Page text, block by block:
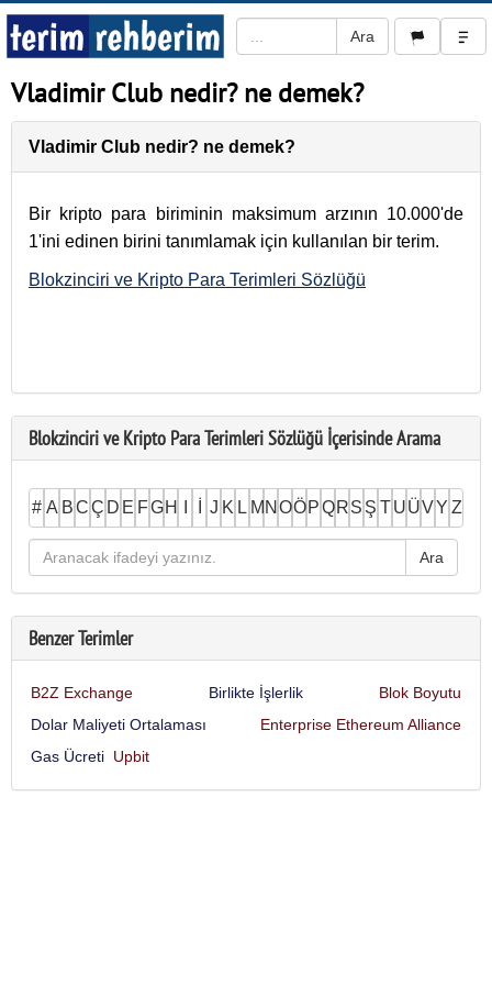
Vladimir Club nedir? ne demek?
Vladimir Club nedir? ne demek?
Bir kripto para biriminin maksimum arzının 10.000'de
1'ini edinen birini tanımlamak için kullanılan bir terim.
Blokzinciri ve Kripto Para Terimleri Sözlüğü
Blokzinciri ve Kripto Para Terimleri Sözlüğü İçerisinde Arama
# A BCÇ D E FGH J K L M N OÖPQRS Ş T UÜVY Z
Benzer Terimler
B2Z Exchange Birlikte İşlerlik
Blok Boyutu
Dolar Maliyeti Ortalaması
Enterprise Ethereum Alliance
Gas Ücreti Upbit